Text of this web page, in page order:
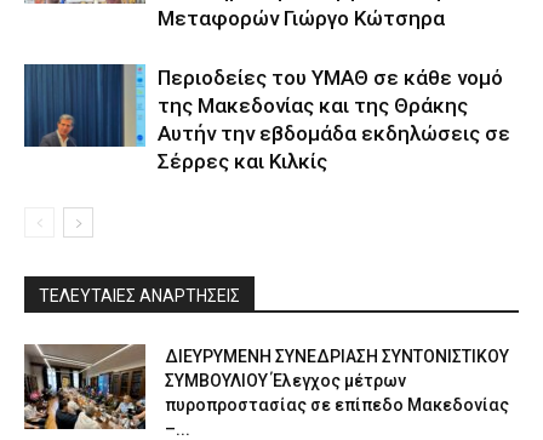
Μεταφορών Γιώργο Κώτσηρα
Περιοδείες του ΥΜΑΘ σε κάθε νομό
της Μακεδονίας και της Θράκης
Αυτήν την εβδομάδα εκδηλώσεις σε
Σέρρες και Κιλκίς
ΤΕΛΕΥΤΑΙΕΣ ΑΝΑΡΤΗΣΕΙΣ
ΔΙΕΥΡΥΜΕΝΗ ΣΥΝΕΔΡΙΑΣΗ ΣΥΝΤΟΝΙΣΤΙΚΟΥ
ΣΥΜΒΟΥΛΙΟΥ Έλεγχος μέτρων
πυροπροστασίας σε επίπεδο Μακεδονίας
–...